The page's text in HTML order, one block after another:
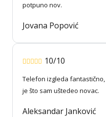
potpuno nov.
Jovana Popović
10/10
Telefon izgleda
je što sam uštedeo novac.
Aleksandar Janković